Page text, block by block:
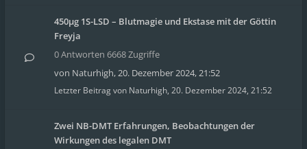
450µg 1S-LSD – Blutmagie und Ekstase mit der Göttin
Freyja
0 Antworten 6668 Zugriffe
von Naturhigh,20. Dezember 2024, 21:52
Letzter Beitrag von Naturhigh, 20. Dezember 2024, 21:52
Zwei NB-DMT Erfahrungen, Beobachtungen der
Wirkungen des legalen DMT